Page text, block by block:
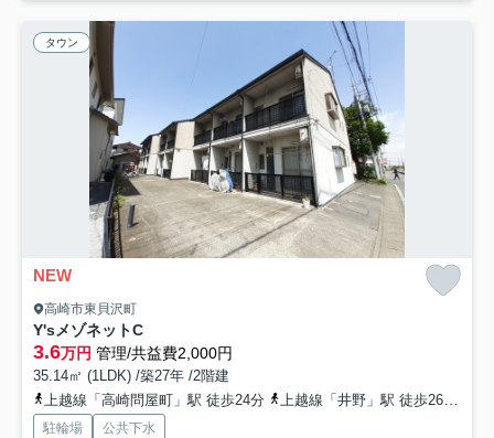
タウン
NEW
高崎市東貝沢町
Y'sメゾネットC
3.6万円 管理/共益費2,000円
35.14㎡ (1LDK) /築27年 /2階建
上越線「高崎問屋町」駅 徒歩24分
上越線「井野」駅 徒歩26分
駐輪場 公共下水